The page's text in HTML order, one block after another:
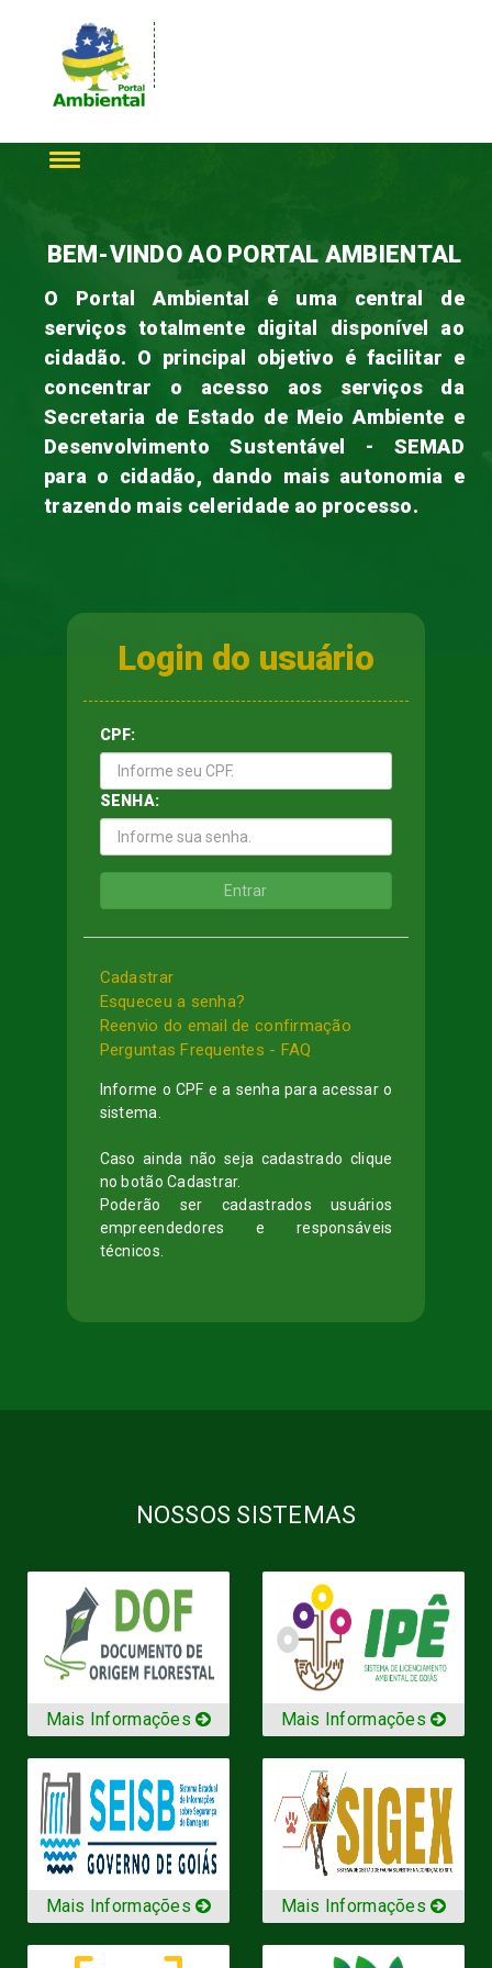
BEM-VINDO AO PORTAL AMBIENTAL
O Portal Ambiental é uma central de
serviços totalmente digital disponível ao
cidadão. O principal objetivo é facilitar e
concentrar o acesso aos serviços da
Secretaria de Estado de Meio Ambiente e
Desenvolvimento Sustentável - SEMAD
para o cidadão, dando mais autonomia e
trazendo mais celeridade ao processo.
Login do usuário
CPF:
SENHA:
Cadastrar
Esqueceu a senha?
Reenvio do email de confirmação
Perguntas Frequentes - FAQ
Informe o CPF e a senha para acessar o
sistema.
Caso ainda não seja cadastrado clique
no botão Cadastrar.
Poderão ser cadastrados usuários
empreendedores e responsáveis
técnicos.
NOSSOS SISTEMAS
Mais Informações Mais Informações
Mais Informações Mais Informações